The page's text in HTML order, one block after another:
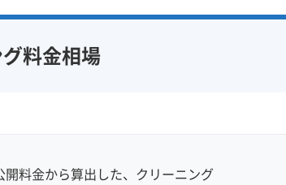
料金相場
開料金から算出した、クリーニング